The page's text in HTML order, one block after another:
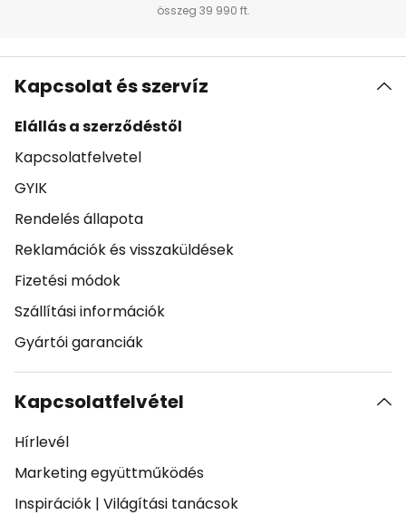
összeg 39 990 ft.
Kapcsolat és szervíz
Elállás a szerződéstől
Kapcsolatfelvetel
GYIK
Rendelés állapota
Reklamációk és visszaküldések
Fizetési módok
Szállítási információk
Gyártói garanciák
Kapcsolatfelvétel
Hírlevél
Marketing együttműködés
Inspirációk | Világítási tanácsok